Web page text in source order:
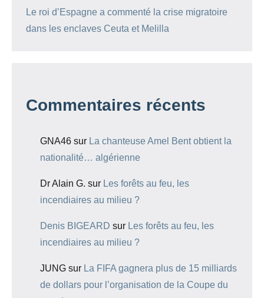
Le roi d’Espagne a commenté la crise migratoire
dans les enclaves Ceuta et Melilla
Commentaires récents
GNA46 sur La chanteuse Amel Bent obtient la
nationalité… algérienne
Dr Alain G. sur Les forêts au feu, les
incendiaires au milieu ?
Denis BIGEARD sur Les forêts au feu, les
incendiaires au milieu ?
JUNG sur La FIFA gagnera plus de 15 milliards
de dollars pour l’organisation de la Coupe du